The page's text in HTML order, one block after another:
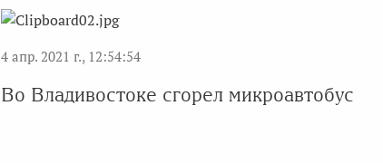
4 апр. 2021 г., 12:54:54
Во Владивостоке сгорел микроавтобус